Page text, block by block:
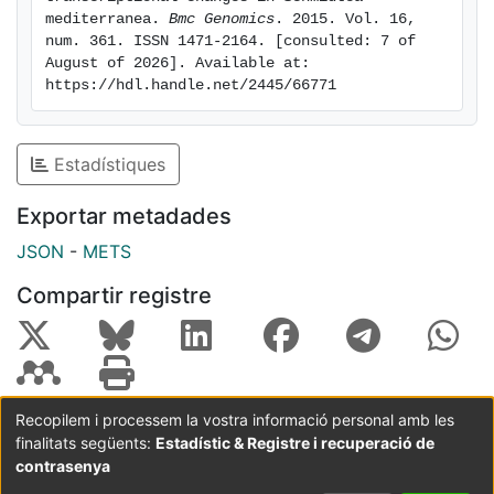
mediterranea. Bmc Genomics . 2015. Vol. 16,
num. 361. ISSN 1471-2164. [consulted: 7 of
August of 2026]. Available at:
https://hdl.handle.net/2445/66771
Estadístiques
Exportar metadades
JSON - METS
Compartir registre
Coordinació:CRAI UB Avís legal
Metadades
subjectes a:
Recopilem i processem la vostra informació personal amb les
finalitats següents: Estadístic & Registre i recuperació de
contrasenya